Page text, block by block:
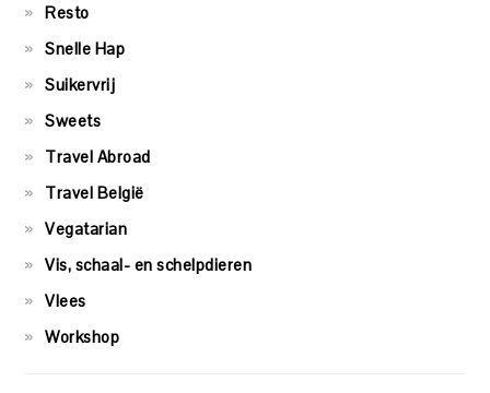
Resto
Snelle Hap
Suikervrij
Sweets
Travel Abroad
Travel België
Vegatarian
Vis, schaal- en schelpdieren
Vlees
Workshop